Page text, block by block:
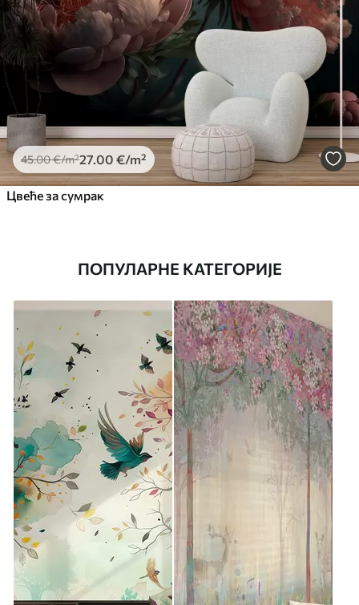
45.00€/m²27 .00 €/m²
Цвеће за сумрак
ПОПУЛАРНЕ КАТЕГОРИЈЕ